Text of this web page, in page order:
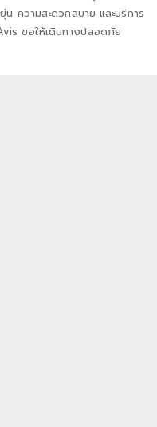
น ความสะดวกสบาย และบริการ
ขอให้เดินทางปลอดภัย